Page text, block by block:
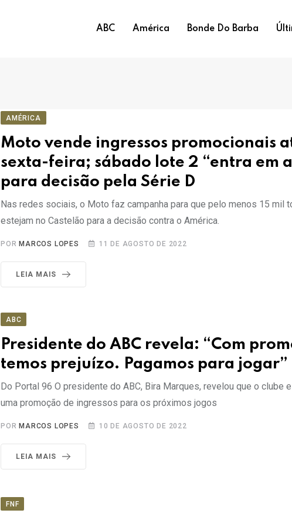
ABC América Bonde Do Barba
AMÉRICA
Moto vende ingressos promocionais
sexta-feira; sábado lote 2 “entra em
para decisão pela Série D
Nas redes sociais, o Moto faz campanha para que pelo menos 15 mil
estejam no Castelão para a decisão contra o América.
POR MARCOS LOPES 11 DE AGOSTO DE 2022
LEIA MAIS
ABC
Presidente do ABC revela: “Com
temos prejuízo. Pagamos para jogar”
Do Portal 96 O presidente do ABC, Bira Marques, revelou que o clube
uma promoção de ingressos para os próximos jogos
POR MARCOS LOPES 10 DE AGOSTO DE 2022
LEIA MAIS
FNF